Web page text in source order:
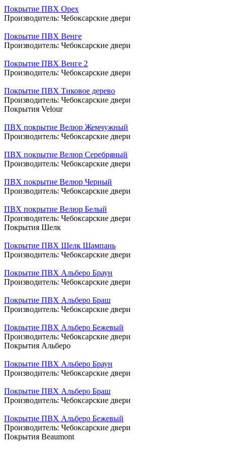
Покрытие ПВХ Орех
Производитель: Чебоксарские двери
Покрытие ПВХ Венге
Производитель: Чебоксарские двери
Покрытие ПВХ Венге 2
Производитель: Чебоксарские двери
Покрытие ПВХ Тиковое дерево
Производитель: Чебоксарские двери
Покрытия Velour
ПВХ покрытие Велюр Жемчужный
Производитель: Чебоксарские двери
ПВХ покрытие Велюр Серебряный
Производитель: Чебоксарские двери
ПВХ покрытие Велюр Черный
Производитель: Чебоксарские двери
ПВХ покрытие Велюр Белый
Производитель: Чебоксарские двери
Покрытия Шелк
Покрытие ПВХ Шелк Шампань
Производитель: Чебоксарские двери
Покрытие ПВХ Альберо Браун
Производитель: Чебоксарские двери
Покрытие ПВХ Альберо Браш
Производитель: Чебоксарские двери
Покрытие ПВХ Альберо Бежевый
Производитель: Чебоксарские двери
Покрытия Альберо
Покрытие ПВХ Альберо Браун
Производитель: Чебоксарские двери
Покрытие ПВХ Альберо Браш
Производитель: Чебоксарские двери
Покрытие ПВХ Альберо Бежевый
Производитель: Чебоксарские двери
Покрытия Beaumont